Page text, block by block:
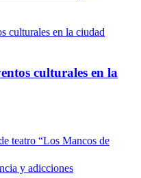
culturales en la